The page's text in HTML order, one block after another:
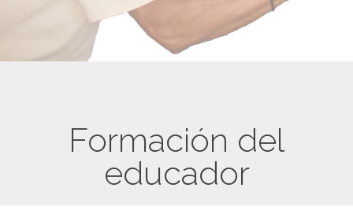
Formación del
educador